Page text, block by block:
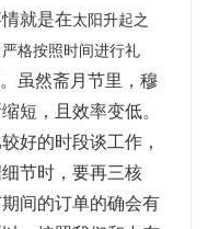
就是在太阳升起之
格按照时间进行礼
虽然斋月节里，穆
短，且效率变低。
好的时段谈工作，
节时，要再三核
间的订单的确会有